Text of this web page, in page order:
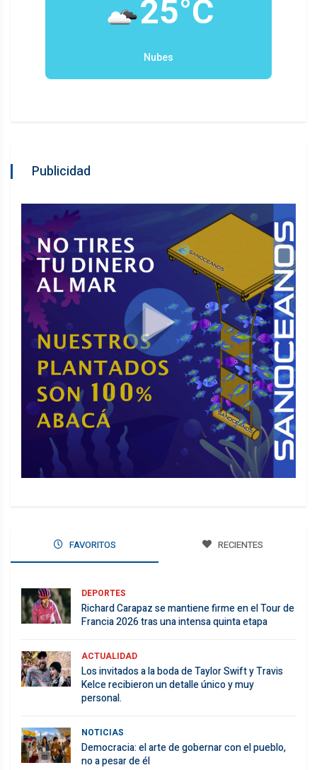
25°C
Nubes
Publicidad
FAVORITOS RECIENTES
DEPORTES
Richard Carapaz se mantiene firme en el Tour de
Francia 2026 tras una intensa quinta etapa
ACTUALIDAD
Los invitados a la boda de Taylor Swift y Travis
Kelce recibieron un detalle único y muy
personal.
NOTICIAS
Democracia: el arte de gobernar con el pueblo,
no a pesar de él